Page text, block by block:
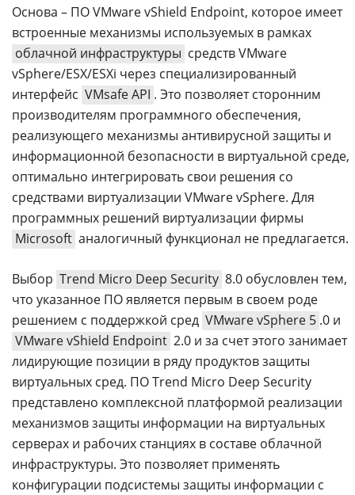
Основа – ПО VMware vShield Endpoint, которое имеет
встроенные механизмы используемых в рамках
облачной инфраструктуры средств VMware
vSphere/ESX/ESXi через специализированный
интерфейс VMsafe API . Это позволяет сторонним
производителям программного обеспечения,
реализующего механизмы антивирусной защиты и
информационной безопасности в виртуальной среде,
оптимально интегрировать свои решения со
средствами виртуализации VMware vSphere. Для
программных решений виртуализации фирмы
Microsoft аналогичный функционал не предлагается.
Выбор Trend Micro Deep Security 8.0 обусловлен тем,
что указанное ПО является первым в своем роде
решением с поддержкой сред VMware vSphere 5 .0 и
VMware vShield Endpoint 2.0 и за счет этого занимает
лидирующие позиции в ряду продуктов защиты
виртуальных сред. ПО Trend Micro Deep Security
представлено комплексной платформой реализации
механизмов защиты информации на виртуальных
серверах и рабочих станциях в составе облачной
инфраструктуры. Это позволяет применять
конфигурации подсистемы защиты информации с